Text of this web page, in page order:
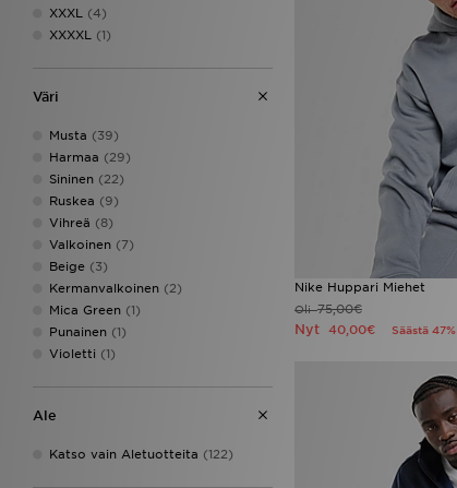
XXXL
(4)
XXXXL
(1)
Väri
Musta (39)
Harmaa (29)
Sininen (22)
Ruskea (9)
Vihreä (8)
Valkoinen (7)
Beige (3)
Kermanvalkoinen (2)
Mica Green (1)
Punainen (1)
Violetti (1)
Ale
Katso vain Aletuotteita (122)
Nike Huppari Miehet
Oli75,00€
Nyt 40,00€ Säästä 47%